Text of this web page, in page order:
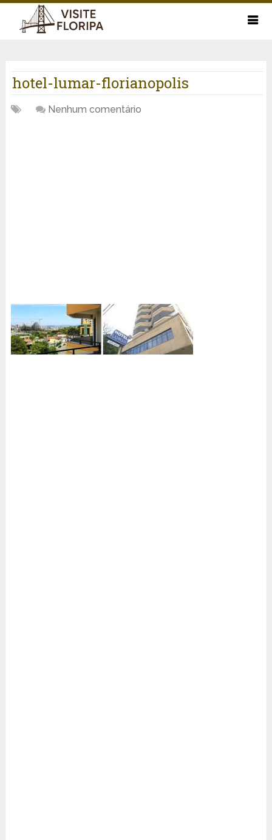
hotel-lumar-florianopolis
Nenhum comentário